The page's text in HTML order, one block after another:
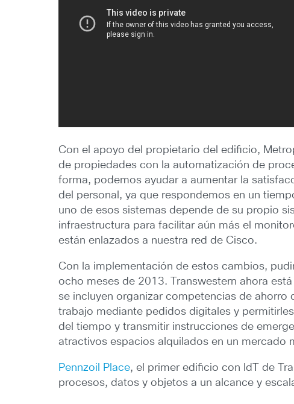
Con el apoyo del propietario del edificio,
de propiedades con la automatización de
forma, podemos ayudar a aumentar la
del personal, ya que respondemos en un
uno de esos sistemas depende de su propio
infraestructura para facilitar aún más el
están enlazados a nuestra red de Cisco.
Con la implementación de estos cambios,
ocho meses de 2013. Transwestern ahora
se incluyen organizar competencias de
trabajo mediante pedidos digitales y
del tiempo y transmitir instrucciones de
atractivos espacios alquilados en un mercado
Pennzoil Place, el primer edificio con IdT de
procesos, datos y objetos a un alcance y